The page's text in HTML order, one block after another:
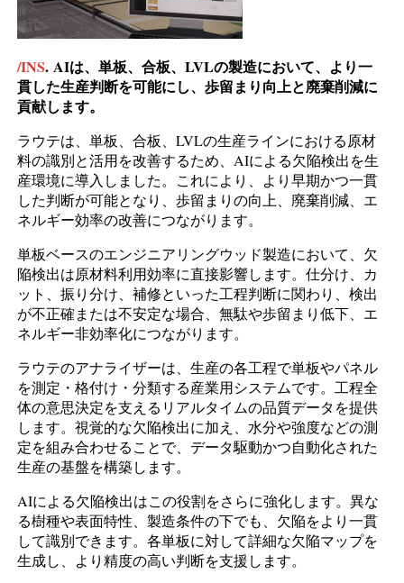
/INS. AIは、単板、合板、LVLの製造において、より一
貫した生産判断を可能にし、歩留まり向上と廃棄削減に
貢献します。
ラウテは、単板、合板、LVLの生産ラインにおける原材
料の識別と活用を改善するため、AIによる欠陥検出を生
産環境に導入しました。これにより、より早期かつ一貫
した判断が可能となり、歩留まりの向上、廃棄削減、エ
ネルギー効率の改善につながります。
単板ベースのエンジニアリングウッド製造において、欠
陥検出は原材料利用効率に直接影響します。仕分け、カ
ット、振り分け、補修といった工程判断に関わり、検出
が不正確または不安定な場合、無駄や歩留まり低下、エ
ネルギー非効率化につながります。
ラウテのアナライザーは、生産の各工程で単板やパネル
を測定・格付け・分類する産業用システムです。工程全
体の意思決定を支えるリアルタイムの品質データを提供
します。視覚的な欠陥検出に加え、水分や強度などの測
定を組み合わせることで、データ駆動かつ自動化された
生産の基盤を構築します。
AIによる欠陥検出はこの役割をさらに強化します。異な
る樹種や表面特性、製造条件の下でも、欠陥をより一貫
して識別できます。各単板に対して詳細な欠陥マップを
生成し、より精度の高い判断を支援します。